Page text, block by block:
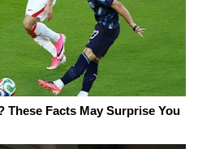
These Facts May Surprise You